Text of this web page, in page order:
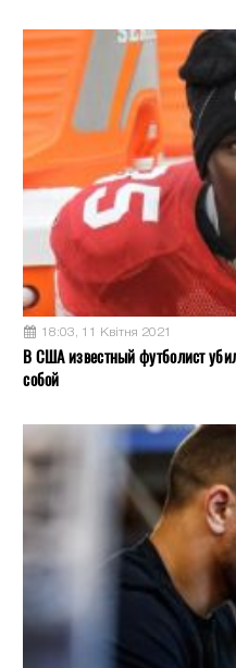
18:03, 11 Квітня 2021
В США известный футболист
собой